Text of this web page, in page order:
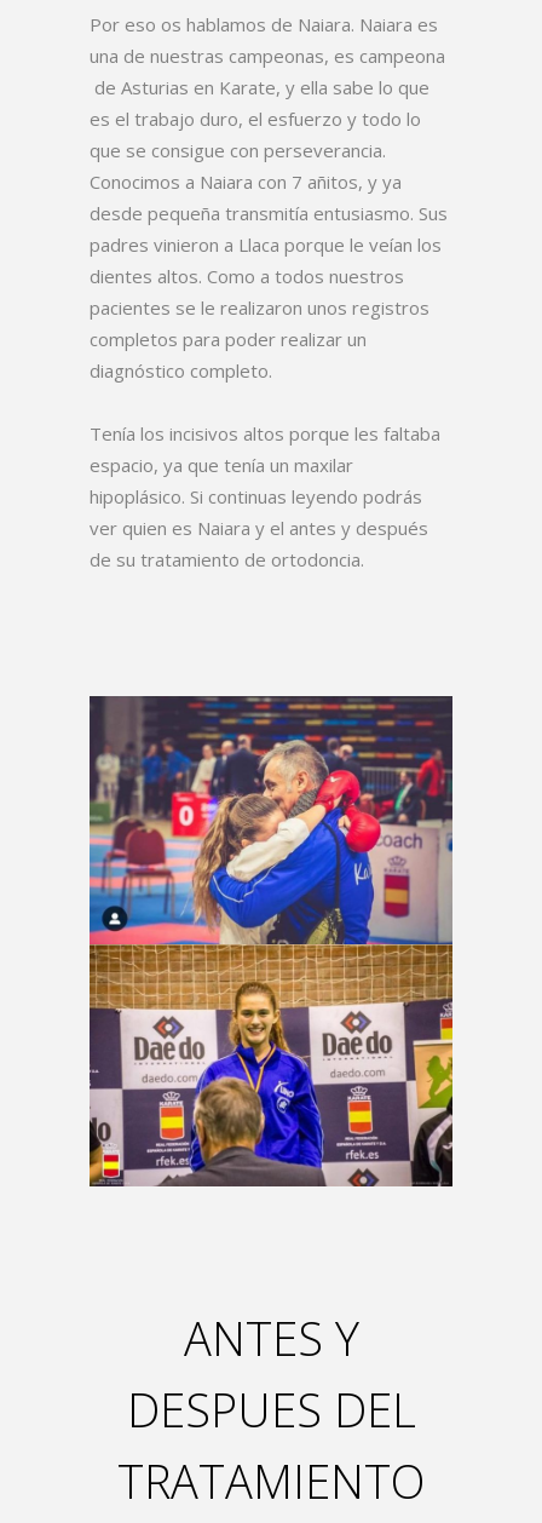
Por eso os hablamos de Naiara. Naiara es
una de nuestras campeonas, es campeona
de Asturias en Karate, y ella sabe lo que
es el trabajo duro, el esfuerzo y todo lo
que se consigue con perseverancia.
Conocimos a Naiara con 7 añitos, y ya
desde pequeña transmitía entusiasmo. Sus
padres vinieron a Llaca porque le veían los
dientes altos. Como a todos nuestros
pacientes se le realizaron unos registros
completos para poder realizar un
diagnóstico completo.
Tenía los incisivos altos porque les faltaba
espacio, ya que tenía un maxilar
hipoplásico. Si continuas leyendo podrás
ver quien es Naiara y el antes y después
de su tratamiento de ortodoncia.
ANTES Y
DESPUES DEL
TRATAMIENTO